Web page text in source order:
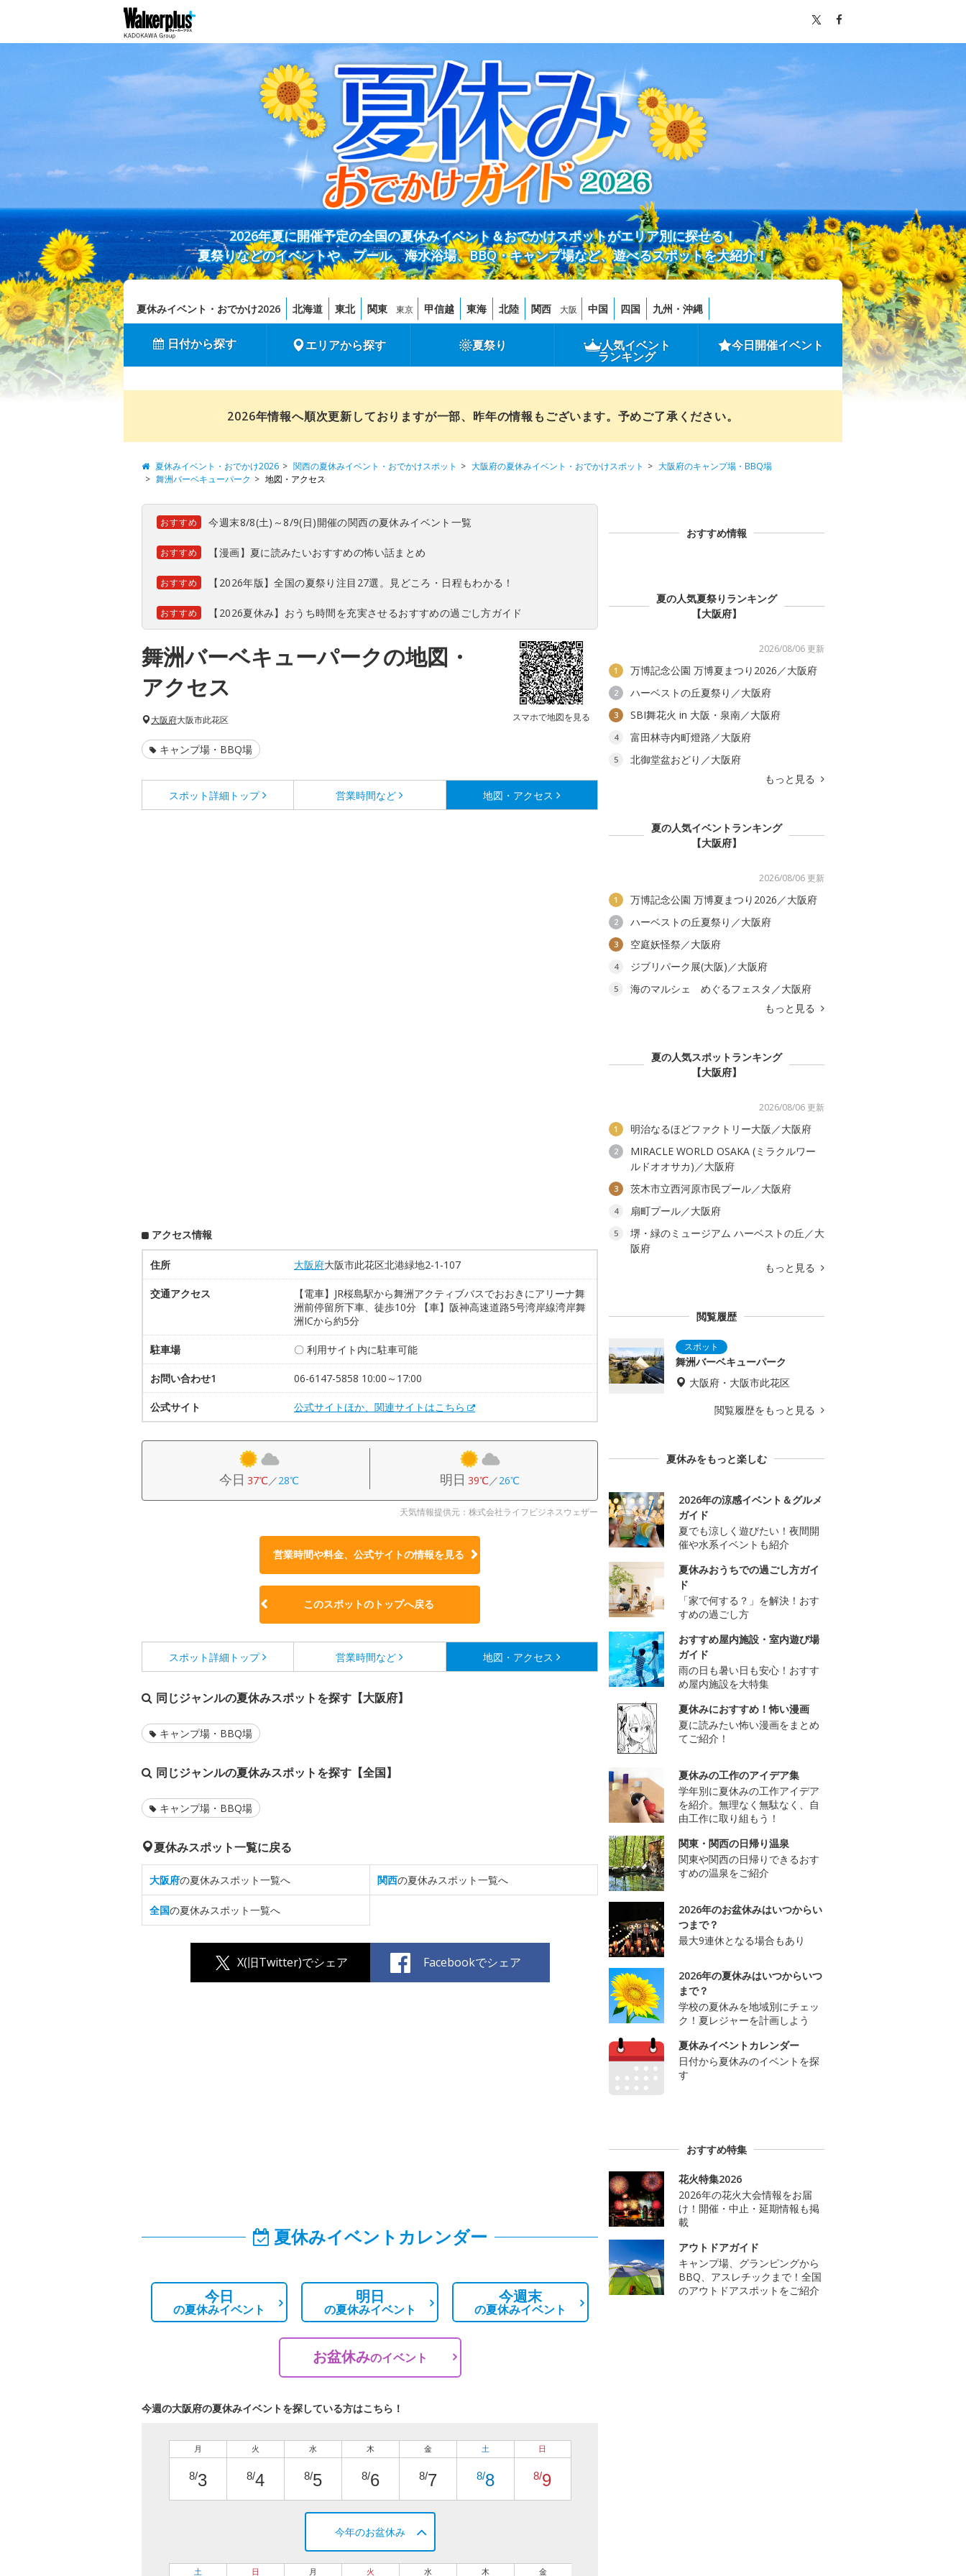
2026年夏に開催予定の全国の夏休みイベント＆おでかけスポットがエリア別に探せる！
夏祭りなどのイベントや、プール、海水浴場、BBQ・キャンプ場など、遊べるスポットを大紹介！
夏休みイベント・おでかけ2026 北海道 東北 関東 東京 甲信越 東海 北陸 関西 大阪 中国 四国 九州・沖縄
日付から探す エリアから探す 夏祭り 人気イベント
ランキング
今日開催イベント
2026年情報へ順次更新しておりますが一部、昨年の情報もございます。予めご了承ください。
夏休みイベント・おでかけ2026 関西の夏休みイベント・おでかけスポット 大阪府の夏休みイベント・おでかけスポット
大阪府のキャンプ場・BBQ場
舞洲バーベキューパーク
地図・アクセス
おすすめ 今週末8/8(土)～8/9(日)開催の関西の夏休みイベント一覧
おすすめ 【漫画】夏に読みたいおすすめの怖い話まとめ
おすすめ 【2026年版】全国の夏祭り注目27選。見どころ・日程もわかる！
おすすめ 【2026夏休み】おうち時間を充実させるおすすめの過ごし方ガイド
舞洲バーベキューパークの地図・
アクセス
スマホで地図を見る
大阪府大阪市此花区
キャンプ場・BBQ場
スポット詳細 トップ 営業時間など 地図・アクセス
アクセス情報
住所 大阪府大阪市此花区北港緑地2-1-107
交通アクセス
【電車】JR桜島駅から舞洲アクティブバスでおおきにアリーナ舞
洲前停留所下車、徒歩10分 【車】阪神高速道路5号湾岸線湾岸舞
洲ICから約5分
駐車場 〇 利用サイト内に駐車可能
お問い合わせ1 06-6147-5858 10:00～17:00
公式サイト 公式サイトほか、関連サイトはこちら
今日 37℃／28℃ 明日 39℃／26℃
天気情報提供元：株式会社ライフビジネスウェザー
営業時間や料金、公式サイトの情報を見る
このスポットのトップへ戻る
スポット詳細 トップ 営業時間など 地図・アクセス
同じジャンルの夏休みスポットを探す【大阪府】
キャンプ場・BBQ場
同じジャンルの夏休みスポットを探す【全国】
キャンプ場・BBQ場
夏休みスポット一覧に戻る
大阪府の夏休みスポット一覧へ 関西の夏休みスポット一覧へ
全国の夏休みスポット一覧へ
X(旧Twitter)でシェア Facebookでシェア
夏休みイベントカレンダー
今日
の夏休みイベント
明日
の夏休みイベント
今週末
の夏休みイベント
お盆休みのイベント
今週の大阪府の夏休みイベントを探している方はこちら！
月
8/3
火
8/4
水
8/5
木
8/6
金
8/7
土
8/8
日
8/9
今年のお盆休み
土 日 月 火 水 木 金
おすすめ情報
夏の人気夏祭りランキング
【大阪府】
2026/08/06 更新
1 万博記念公園 万博夏まつり2026／大阪府
2 ハーベストの丘夏祭り／大阪府
3 SBI舞花火 in 大阪・泉南／大阪府
4 富田林寺内町燈路／大阪府
5
北御堂盆おどり／大阪府
もっと見る
夏の人気イベントランキング
【大阪府】
2026/08/06 更新
1 万博記念公園 万博夏まつり2026／大阪府
2 ハーベストの丘夏祭り／大阪府
3 空庭妖怪祭／大阪府
4 ジブリパーク展(大阪)／大阪府
5
海のマルシェ めぐるフェスタ／大阪府
もっと見る
夏の人気スポットランキング
【大阪府】
2026/08/06 更新
1 明治なるほどファクトリー大阪／大阪府
2
MIRACLE WORLD OSAKA (ミラクルワー
ルドオオサカ)／大阪府
3 茨木市立西河原市民プール／大阪府
4 扇町プール／大阪府
5
堺・緑のミュージアム ハーベストの丘／大
阪府
もっと見る
閲覧履歴
舞洲バーベキューパーク
大阪府・大阪市此花区
閲覧履歴をもっと見る
夏休みをもっと楽しむ
2026年の涼感イベント＆グルメ
ガイド
夏でも涼しく遊びたい！夜間開
催や水系イベントも紹介
夏休みおうちでの過ごし方ガイ
ド
「家で何する？」を解決！おす
すめの過ごし方
おすすめ屋内施設・室内遊び場
ガイド
雨の日も暑い日も安心！おすす
め屋内施設を大特集
夏休みにおすすめ！怖い漫画
夏に読みたい怖い漫画をまとめ
てご紹介！
夏休みの工作のアイデア集
学年別に夏休みの工作アイデア
を紹介。無理なく無駄なく、自
由工作に取り組もう！
関東・関西の日帰り温泉
関東や関西の日帰りできるおす
すめの温泉をご紹介
2026年のお盆休みはいつからい
つまで？
最大9連休となる場合もあり
2026年の夏休みはいつからいつ
まで？
学校の夏休みを地域別にチェッ
ク！夏レジャーを計画しよう
夏休みイベントカレンダー
日付から夏休みのイベントを探
す
おすすめ特集
花火特集2026
2026年の花火大会情報をお届
け！開催・中止・延期情報も掲
載
アウトドアガイド
キャンプ場、グランピングから
BBQ、アスレチックまで！全国
のアウトドアスポットをご紹介